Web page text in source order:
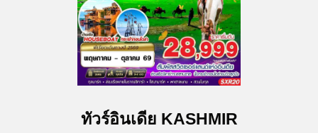
ทัวร์อินเดีย KASHMIR